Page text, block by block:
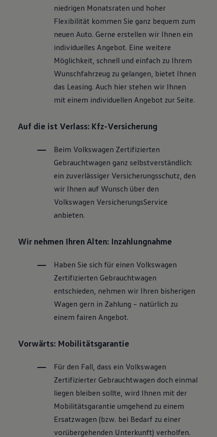
niedrigen Monatsraten und hoher
Flexibilität kommen Sie ganz bequem zum
neuen Auto. Gerne erstellen wir Ihnen ein
individuelles Angebot. Eine weitere
Möglichkeit, schnell und einfach zu Ihrem
Wunschfahrzeug zu gelangen, bietet Ihnen
das Leasing. Auch hier stehen wir Ihnen
mit einem individuellen Angebot zur Seite.
Auf die ist Verlass: Kfz-Versicherung
Beim Volkswagen Zertifizierten
Gebrauchtwagen ganz selbstverständlich:
ein zuverlässiger Versicherungsschutz, den
wir Ihnen auf Wunsch über den
Volkswagen VersicherungsService
anbieten.
Wir nehmen Ihren Alten: Inzahlungnahme
Haben Sie sich für einen Volkswagen
Zertifizierten Gebrauchtwagen
entschieden, nehmen wir Ihren bisherigen
Wagen gern in Zahlung – natürlich zu
einem fairen Angebot.
Vorwärts: Mobilitätsgarantie
Für den Fall, dass ein Volkswagen
Zertifizierter Gebrauchtwagen doch einmal
liegen bleiben sollte, wird Ihnen mit der
Mobilitätsgarantie umgehend zu einem
Ersatzwagen (bzw. bei Bedarf zu einer
vorübergehenden Unterkunft) verholfen.